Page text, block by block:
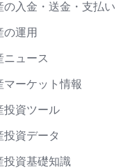
の入金・送金・支払い
の運用
ニュース
マーケット情報
投資ツール
投資データ
投資基礎知識